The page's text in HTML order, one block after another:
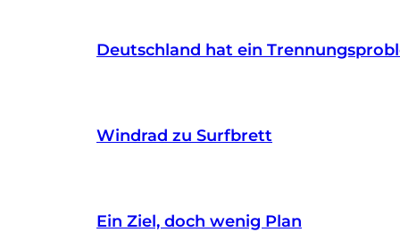
Deutschland hat ein
Windrad zu Surfbrett
Ein Ziel, doch wenig Plan